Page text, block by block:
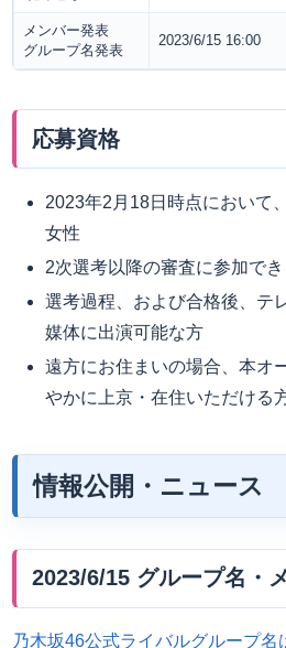
メンバー発表
グループ名発表
2023/6/15 16:00
応募資格
2023年2月18日時点において
女性
2次選考以降の審査に参加で
選考過程、および合格後、テ
媒体に出演可能な⽅
遠⽅にお住まいの場合、本オ
やかに上京・在住いただける
情報公開・ニュース
2023/6/15 グループ名・
乃木坂46公式ライバルグループ